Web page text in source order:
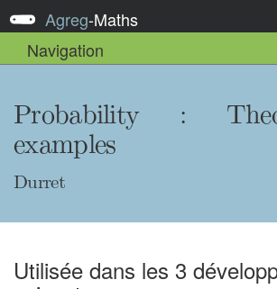
Agreg-Maths
Navigation
Probability :
examples
Durret
Utilisée dans les 3